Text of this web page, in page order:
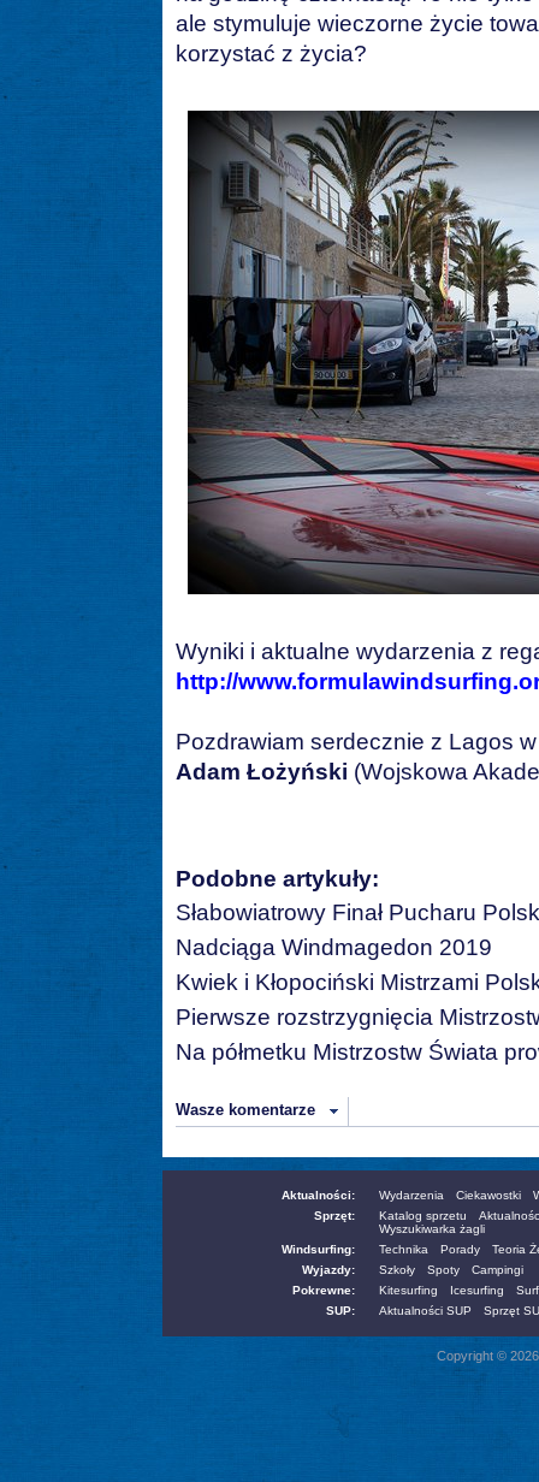
ale stymuluje wieczorne życie
korzystać z życia?
Wyniki i aktualne wydarzenia z
http://
Pozdrawiam serdecznie z Lagos
Adam Łożyński (Wojskowa
Podobne artykuły:
Słabowiatrowy Finał Pucharu
Nadciąga Windmagedon 2019
Kwiek i Kłopociński Mistrzami
Pierwsze rozstrzygnięcia
Na półmetku Mistrzostw Świata
Wasze komentarze
Aktualności: Wydarzenia Ciekawostki
Sprzęt:
Katalog sprzetu
Wyszukiwarka żagli
Windsurfing:
Technika Porady
Teoria
Wyjazdy:
Szkoły Spoty
Campingi
Pokrewne:
Kitesurfing Icesurfing
SUP:
Aktualności SUP Sprzęt
Copyright ©